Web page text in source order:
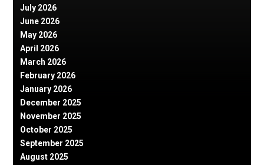
July 2026
June 2026
May 2026
April 2026
March 2026
February 2026
January 2026
December 2025
November 2025
October 2025
September 2025
August 2025